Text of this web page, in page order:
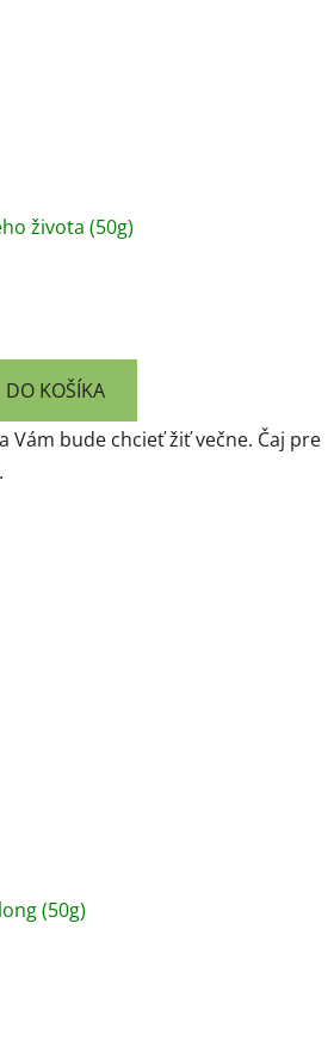
života (50g)
DO KOŠÍKA
Vám bude chcieť žiť večne. Čaj pre
(50g)